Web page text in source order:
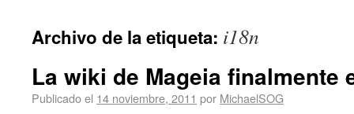
Archivo de la etiqueta: i18n
La wiki de Mageia finalmente
Publicado el 14 noviembre, 2011 por MichaelSOG